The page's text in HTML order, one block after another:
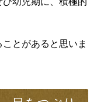
とがあると思いま